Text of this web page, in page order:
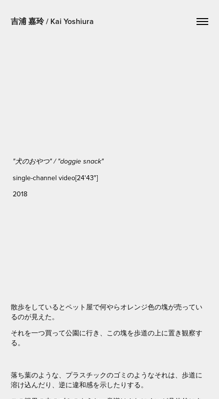
吉浦 嘉玲 / Kai Yoshiura
"犬のおやつ"/ "doggie snack"
single-channel video[24'43"]
2018
散歩をしているとペット屋で何やらオレンジ色の塊が売ってい
るのが見えた。
それを一つ買って公園に行き、この塊を歩道の上に置き観察す
る。
落ち葉のような、プラスチックのゴミのようなそれは、歩道に
溶け込んだり、逆に違和感を示したりする。